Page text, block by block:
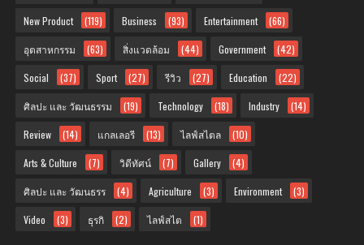
New Product (119) Business (93) Entertainment (66)
อุตสาหกรรม (63) สิ่งแวดล้อม (44) Government (42)
Social (37) Sport (27) รีวิว (27) Education (22)
ศิลปะ และ วัฒนธรรม (19) Technology (18) Industry (14)
Review (14) แกลเลอรี (13) ไลฟ์สไตล (10)
Arts & Culture (7) วิดีทัศน์ (7) Gallery (4)
ศิลปะ และ วัฒนธรร (4) Agriculture (3) Environment (3)
Video (3) ธุรกิ (2) ไลฟ์สไต (1)